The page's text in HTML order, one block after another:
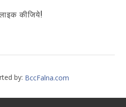
कीजिये!
by: BccFalna.com